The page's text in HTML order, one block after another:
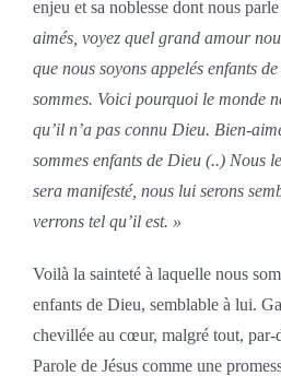
enjeu et sa noblesse dont nous
aimés, voyez quel grand amour
que nous soyons appelés enfants
sommes. Voici pourquoi le monde
qu’il n’a pas connu Dieu. Bien-
sommes enfants de Dieu (..) Nous
sera manifesté, nous lui serons
verrons tel qu’il est. »
Voilà la sainteté à laquelle nous
enfants de Dieu, semblable à lui.
chevillée au cœur, malgré tout, par-
Parole de Jésus comme une